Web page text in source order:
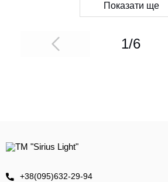
Показати ще
1/6
+38(095)632-29-94